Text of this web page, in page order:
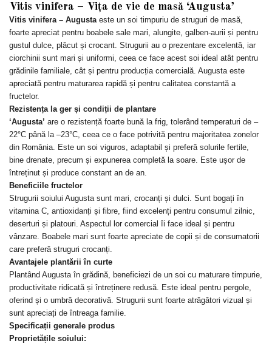
Vitis vinifera – Vița de vie de masă ‘Augusta’
Vitis vinifera – Augustaeste un soi timpuriu de struguri de masă,
foarte apreciat pentru boabele sale mari, alungite, galben-aurii și pentru
gustul dulce, plăcut și crocant. Strugurii au o prezentare excelentă, iar
ciorchinii sunt mari și uniformi, ceea ce face acest soi ideal atât pentru
grădinile familiale, cât și pentru producția comercială. Augusta este
apreciată pentru maturarea rapidă și pentru calitatea constantă a
fructelor.
Rezistența la ger și condiții de plantare
‘Augusta’ are o rezistență foarte bună la frig, tolerând temperaturi de –
22°C până la –23°C, ceea ce o face potrivită pentru majoritatea zonelor
din România. Este un soi viguros, adaptabil și preferă solurile fertile,
bine drenate, precum și expunerea completă la soare. Este ușor de
întreținut și produce constant an de an.
Beneficiile fructelor
Strugurii soiului Augusta sunt mari, crocanți și dulci. Sunt bogați în
vitamina C, antioxidanți și fibre, fiind excelenți pentru consumul zilnic,
deserturi și platouri. Aspectul lor comercial îi face ideal și pentru
vânzare. Boabele mari sunt foarte apreciate de copii și de consumatorii
care preferă struguri crocanți.
Avantajele plantării în curte
Plantând Augusta în grădină, beneficiezi de un soi cu maturare timpurie,
productivitate ridicată și întreținere redusă. Este ideal pentru pergole,
oferind și o umbră decorativă. Strugurii sunt foarte atrăgători vizual și
sunt apreciați de întreaga familie.
Specificații generale produs
Proprietățile soiului: